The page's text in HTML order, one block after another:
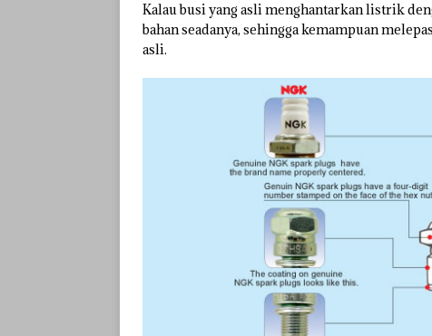
Kalau busi yang asli menghantarkan listrik
bahan seadanya, sehingga kemampuan
asli.